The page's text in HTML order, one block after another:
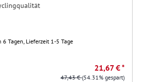
6 Tagen, Lieferzeit 1-5 Tage
21,67 € *
47,43 €(54.31% gespart)